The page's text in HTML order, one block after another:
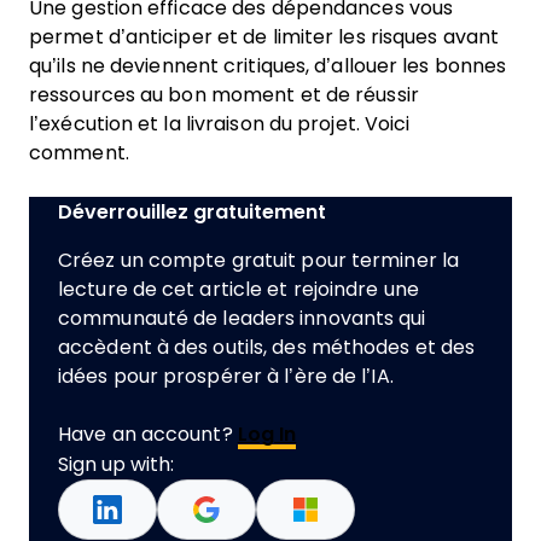
Une gestion efficace des dépendances vous
permet d’anticiper et de limiter les risques avant
qu’ils ne deviennent critiques, d’allouer les bonnes
ressources au bon moment et de réussir
l’exécution et la livraison du projet. Voici
comment.
Déverrouillez gratuitement
Créez un compte gratuit pour terminer la
lecture de cet article et rejoindre une
communauté de leaders innovants qui
accèdent à des outils, des méthodes et des
idées pour prospérer à l’ère de l’IA.
Have an account? Log In
Sign up with: